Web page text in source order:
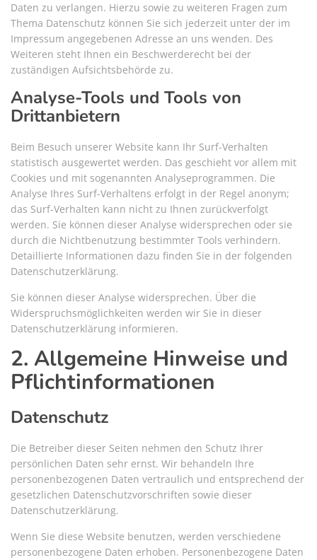
Daten zu verlangen. Hierzu sowie zu weiteren Fragen zum
Thema Datenschutz können Sie sich jederzeit unter der im
Impressum angegebenen Adresse an uns wenden. Des
Weiteren steht Ihnen ein Beschwerderecht bei der
zuständigen Aufsichtsbehörde zu.
Analyse-Tools und Tools von
Drittanbietern
Beim Besuch unserer Website kann Ihr Surf-Verhalten
statistisch ausgewertet werden. Das geschieht vor allem mit
Cookies und mit sogenannten Analyseprogrammen. Die
Analyse Ihres Surf-Verhaltens erfolgt in der Regel anonym;
das Surf-Verhalten kann nicht zu Ihnen zurückverfolgt
werden. Sie können dieser Analyse widersprechen oder sie
durch die Nichtbenutzung bestimmter Tools verhindern.
Detaillierte Informationen dazu finden Sie in der folgenden
Datenschutzerklärung.
Sie können dieser Analyse widersprechen. Über die
Widerspruchsmöglichkeiten werden wir Sie in dieser
Datenschutzerklärung informieren.
2. Allgemeine Hinweise und
Pflichtinformationen
Datenschutz
Die Betreiber dieser Seiten nehmen den Schutz Ihrer
persönlichen Daten sehr ernst. Wir behandeln Ihre
personenbezogenen Daten vertraulich und entsprechend der
gesetzlichen Datenschutzvorschriften sowie dieser
Datenschutzerklärung.
Wenn Sie diese Website benutzen, werden verschiedene
personenbezogene Daten erhoben. Personenbezogene Daten